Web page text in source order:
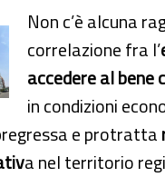
Non c’è alcuna
correlazione fra l’
accedere al bene
in condizioni
e protratta
a nel territorio